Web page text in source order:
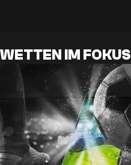
WETTEN IM FOKUS